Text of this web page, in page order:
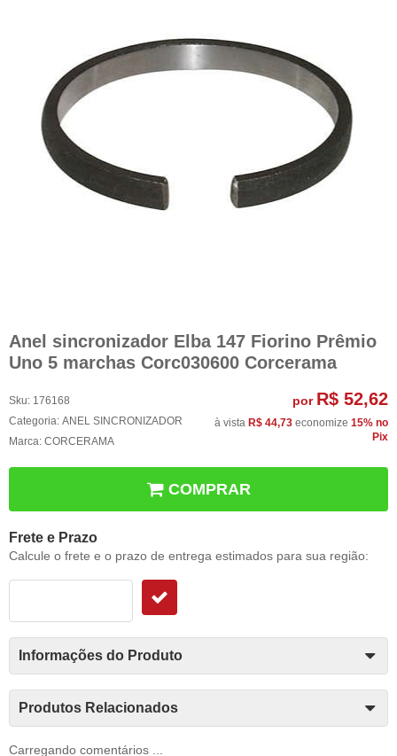
Anel sincronizador Elba 147 Fiorino Prêmio
Uno 5 marchas Corc030600 Corcerama
Sku: 176168
Categoria: ANEL SINCRONIZADOR
Marca: CORCERAMA
por R$ 52,62
à vista R$ 44,73 economize 15% no
Pix
COMPRAR
Frete e Prazo
Calcule o frete e o prazo de entrega estimados para sua região:
Informações do Produto
Produtos Relacionados
Carregando comentários ...